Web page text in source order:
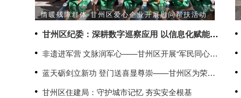
情暖残障群体 甘州区爱心企业开展慰问帮扶活动
甘州区纪委：深耕数字巡察应用 以信息化赋能政
治监督提质增效
非遗进军营 文脉润军心——甘州区开展“军民同心筑
双拥·共传文脉守山河”文化拥军活动
蓝天砺剑立新功 登门送喜显尊崇——甘州区为荣立
二等功军人家庭送喜报
甘州区住建局：守护城市记忆 夯实安全根基